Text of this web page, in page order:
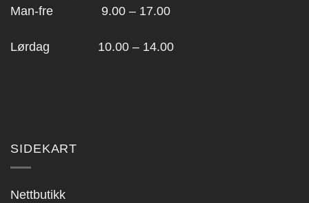
Man-fre 9.00 – 17.00
Lørdag 10.00 – 14.00
SIDEKART
Nettbutikk